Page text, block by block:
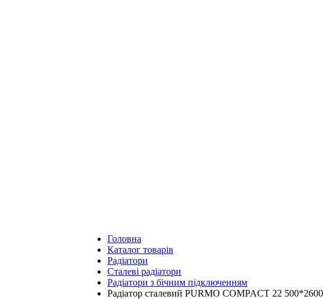
Головна
Каталог товарів
Радіатори
Сталеві радіатори
Радіатори з бічним підключенням
Радіатор сталевий PURMO COMPACT 22 500*2600